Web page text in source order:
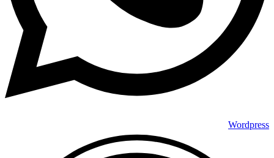
Wordpress